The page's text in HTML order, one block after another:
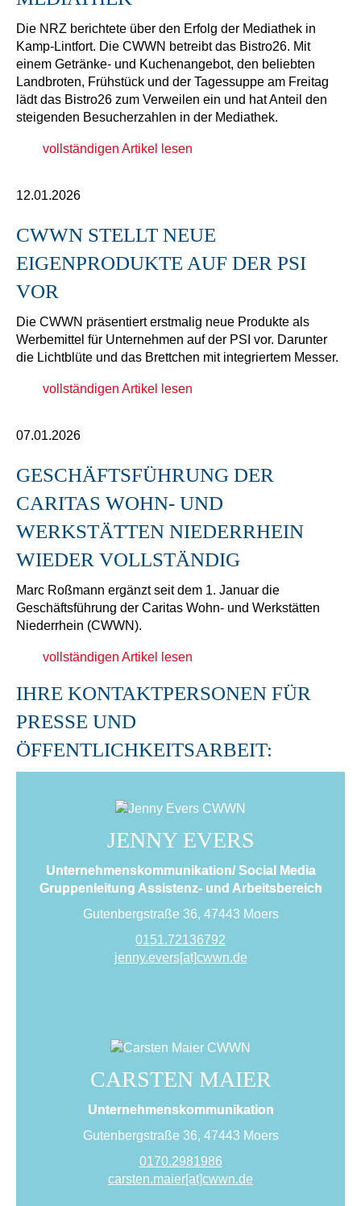
Die NRZ berichtete über den Erfolg der Mediathek in
Kamp-Lintfort. Die CWWN betreibt das Bistro26. Mit
einem Getränke- und Kuchenangebot, den beliebten
Landbroten, Frühstück und der Tagessuppe am Freitag
lädt das Bistro26 zum Verweilen ein und hat Anteil den
steigenden Besucherzahlen in der Mediathek.
vollständigen Artikel lesen
12.01.2026
CWWN STELLT NEUE
EIGENPRODUKTE AUF DER PSI
VOR
Die CWWN präsentiert erstmalig neue Produkte als
Werbemittel für Unternehmen auf der PSI vor. Darunter
die Lichtblüte und das Brettchen mit integriertem Messer.
vollständigen Artikel lesen
07.01.2026
GESCHÄFTSFÜHRUNG DER
CARITAS WOHN- UND
WERKSTÄTTEN NIEDERRHEIN
WIEDER VOLLSTÄNDIG
Marc Roßmann ergänzt seit dem 1. Januar die
Geschäftsführung der Caritas Wohn- und Werkstätten
Niederrhein (CWWN).
vollständigen Artikel lesen
IHRE KONTAKTPERSONEN FÜR
PRESSE UND
ÖFFENTLICHKEITSARBEIT:
JENNY EVERS
Unternehmenskommunikation/ Social Media
Gruppenleitung Assistenz- und Arbeitsbereich
Gutenbergstraße 36, 47443 Moers
0151.72136792
jenny.evers[at]cwwn.de
CARSTEN MAIER
Unternehmenskommunikation
Gutenbergstraße 36, 47443 Moers
0170.2981986
carsten.maier[at]cwwn.de